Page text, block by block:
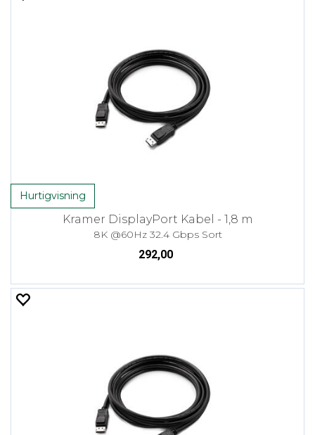
Hurtigvisning
Kramer DisplayPort Kabel - 1,8 m
8K @60Hz 32.4 Gbps Sort
292,00